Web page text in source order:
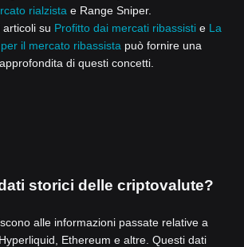
rialzista e Range Sniper.
su Profitto dai mercati ribassisti e La
il mercato ribassista può fornire una
di questi concetti.
storici delle criptovalute?
alle informazioni passate relative a
Ethereum e altre. Questi dati